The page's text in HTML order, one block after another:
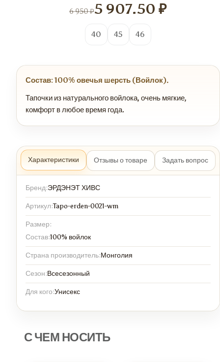
6 950 ₽5 907.50 ₽
40 45 46
Состав: 100% овечья шерсть (Войлок).
Тапочки из натурального войлока, очень мягкие,
комфорт в любое время года.
Характеристики Отзывы о товаре Задать вопрос
Бренд:ЭРДЭНЭТ ХИВС
Артикул:Tapo-erden-0021-wm
Размер:
Состав:100% войлок
Страна производитель:Монголия
Сезон:Всесезонный
Для кого:Унисекс
С ЧЕМ НОСИТЬ